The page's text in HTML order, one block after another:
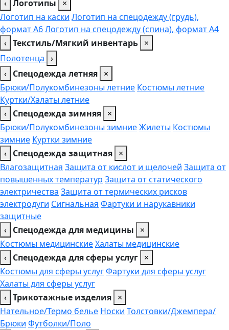
‹ Логотипы
×
Логотип на каски Логотип на спецодежду (грудь),
формат А6Логотип на спецодежду (спина), формат А4
‹ Текстиль/Мягкий инвентарь ×
Полотенца ›
‹ Спецодежда летняя ×
Брюки/Полукомбинезоны летние Костюмы летние
Куртки/Халаты летние
‹ Спецодежда зимняя ×
Брюки/Полукомбинезоны зимниеЖилеты Костюмы
зимние Куртки зимние
‹ Спецодежда защитная ×
Влагозащитная Защита от кислот и щелочей Защита от
повышенных температур Защита от статического
электричества Защита от термических рисков
электродуги Сигнальная Фартуки и нарукавники
защитные
‹ Спецодежда для медицины
×
Костюмы медицинскиеХалаты медицинские
‹ Спецодежда для сферы услуг ×
Костюмы для сферы услугФартуки для сферы услуг
Халаты для сферы услуг
‹ Трикотажные изделия ×
Нательное/Термо белье Носки Толстовки/Джемпера/
Брюки Футболки/Поло